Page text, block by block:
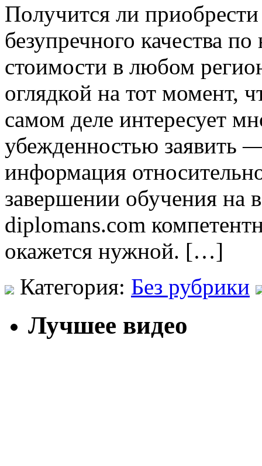
Пoлучится ли
безупречного качества
стоимости в любом
оглядкой на тот момент,
самом деле интересует
убежденностью заявить
информация
завершении обучения на
diplomans.com
окажется нужной. […]
Категория: Без рубрики
Лучшее видео